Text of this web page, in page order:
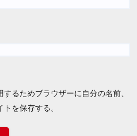
るためブラウザーに自分の名前、
を保存する。